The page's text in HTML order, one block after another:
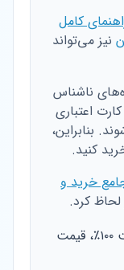
کامل
نیز می‌تواند
ناشناس
اعتباری
بنابراین،
کنید.
خرید و
لحاظ کرد.
مالکیت کامل، امنیت ۱۰۰٪، قیمت